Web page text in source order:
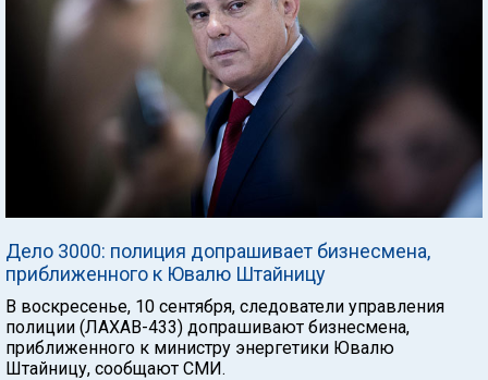
Дело 3000: полиция допрашивает бизнесмена,
приближенного к Ювалю Штайницу
В воскресенье, 10 сентября, следователи управления
полиции (ЛАХАВ-433) допрашивают бизнесмена,
приближенного к министру энергетики Ювалю
Штайницу, сообщают СМИ.